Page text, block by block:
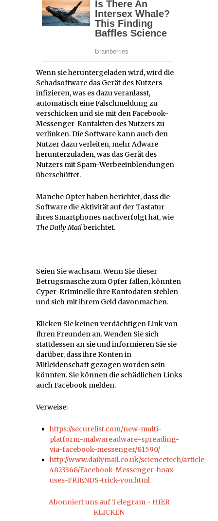
Wenn sie heruntergeladen wird, wird die
Schadsoftware das Gerät des Nutzers
infizieren, was es dazu veranlasst,
automatisch eine Falschmeldung zu
verschicken und sie mit den Facebook-
Messenger-Kontakten des Nutzers zu
verlinken. Die Software kann auch den
Nutzer dazu verleiten, mehr Adware
herunterzuladen, was das Gerät des
Nutzers mit Spam-Werbeeinblendungen
überschüttet.
Manche Opfer haben berichtet, dass die
Software die Aktivität auf der Tastatur
ihres Smartphones nachverfolgt hat, wie
The Daily Mailberichtet.
Seien Sie wachsam. Wenn Sie dieser
Betrugsmasche zum Opfer fallen, könnten
Cyper-Kriminelle ihre Kontodaten stehlen
und sich mit ihrem Geld davonmachen.
Klicken Sie keinen verdächtigen Link von
Ihren Freunden an. Wenden Sie sich
stattdessen an sie und informieren Sie sie
darüber, dass ihre Konten in
Mitleidenschaft gezogen worden sein
könnten. Sie können die schädlichen Links
auch Facebook melden.
Verweise:
https://securelist.com/new-multi-
platform-malwareadware-spreading-
via-facebook-messenger/81590/
http://www.dailymail.co.uk/sciencetech/article-
4823368/Facebook-Messenger-hoax-
uses-FRIENDS-trick-you.html
Abonniert uns auf Telegram - HIER
KLICKEN